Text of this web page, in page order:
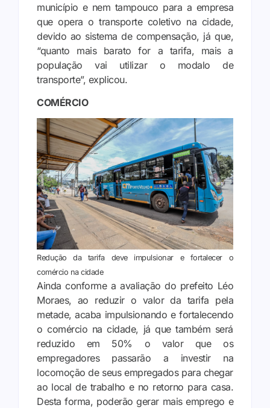
município e nem tampouco para a empresa
que opera o transporte coletivo na cidade,
devido ao sistema de compensação, já que,
“quanto mais barato for a tarifa, mais a
população vai utilizar o modalo de
transporte”, explicou.
COMÉRCIO
Redução da tarifa deve impulsionar e fortalecer o
comércio na cidade
Ainda conforme a avaliação do prefeito Léo
Moraes, ao reduzir o valor da tarifa pela
metade, acaba impulsionando e fortalecendo
o comércio na cidade, já que também será
reduzido em 50% o valor que os
empregadores passarão a investir na
locomoção de seus empregados para chegar
ao local de trabalho e no retorno para casa.
Desta forma, poderão gerar mais emprego e